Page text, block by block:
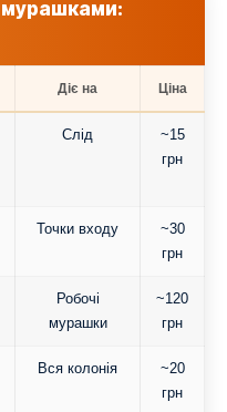
мурашками:
Діє на Ціна
Слід
~15
грн
Точки входу
~30
грн
Робочі
мурашки
~120
грн
Вся колонія
~20
грн